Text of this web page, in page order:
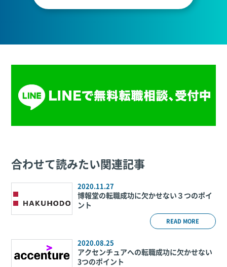
合わせて読みたい関連記事
2020.11.27
博報堂の転職成功に欠かせない３つのポイ
ント
READ MORE
2020.08.25
アクセンチュアへの転職成功に欠かせない
3つのポイント